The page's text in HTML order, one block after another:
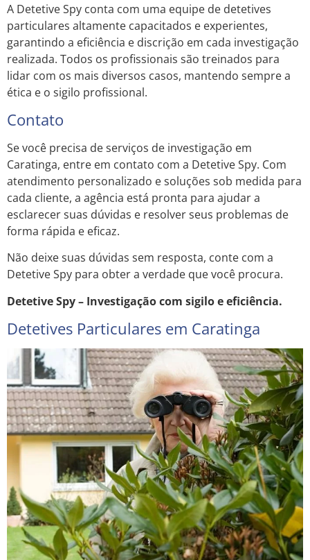
A Detetive Spy conta com uma equipe de detetives
particulares altamente capacitados e experientes,
garantindo a eficiência e discrição em cada investigação
realizada. Todos os profissionais são treinados para
lidar com os mais diversos casos, mantendo sempre a
ética e o sigilo profissional.
Contato
Se você precisa de serviços de investigação em
Caratinga, entre em contato com a Detetive Spy. Com
atendimento personalizado e soluções sob medida para
cada cliente, a agência está pronta para ajudar a
esclarecer suas dúvidas e resolver seus problemas de
forma rápida e eficaz.
Não deixe suas dúvidas sem resposta, conte com a
Detetive Spy para obter a verdade que você procura.
Detetive Spy – Investigação com sigilo e eficiência.
Detetives Particulares em Caratinga